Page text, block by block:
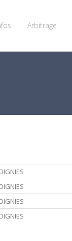
Arbitrage